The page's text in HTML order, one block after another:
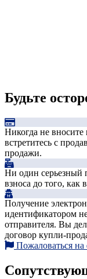
Будьте
Никогда не вносите
встретитесь с
продажи.
Ни один серьезный
взноса до того, как
Получение
идентификатором
отправителя. Вы
договор купли-
Пожаловаться на